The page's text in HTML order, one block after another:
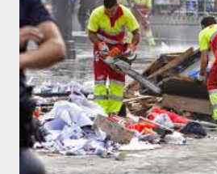
que les viniera en gana, manifestarse
pertinente, cortar el tráfico de las
contenedores de vidrio para tener
los agentes, incendiar contenedores,
agredirla, morderla, para que toda la
los que no fuman ni tabaco, n...